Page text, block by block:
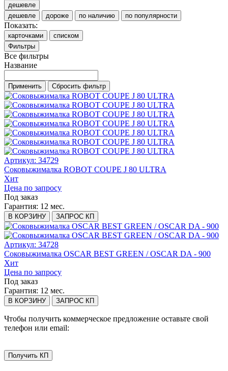
дешевле
дешевле
дороже по наличию по популярности
Показать:
карточками
списком
Фильтры
Все фильтры
Название
Применить Сбросить фильтр
Артикул: 34729
Соковыжималка ROBOT COUPE J 80 ULTRA
Хит
Цена по запросу
Под заказ
Гарантия: 12 мес.
В КОРЗИНУ ЗАПРОС КП
Артикул: 34728
Соковыжималка OSСAR BEST GREEN / OSCAR DA - 900
Хит
Цена по запросу
Под заказ
Гарантия: 12 мес.
В КОРЗИНУ ЗАПРОС КП
Чтобы получить коммерческое предложение оставьте свой
телефон или email:
Получить КП